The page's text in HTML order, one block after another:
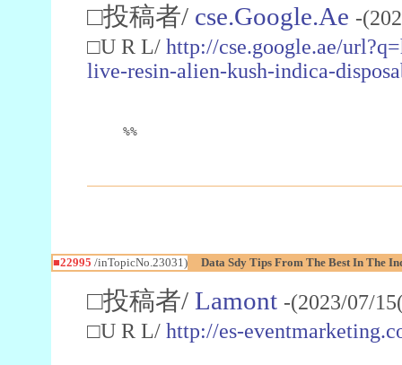
□投稿者/ cse.Google.Ae -
□U R L/ http://cse.google.ae/
live-resin-alien-kush-indica-
%%
■22995 /inTopicNo.23031) Data Sdy Tips From The Best In The
□投稿者/ Lamont -(2023/07/
□U R L/ http://es-